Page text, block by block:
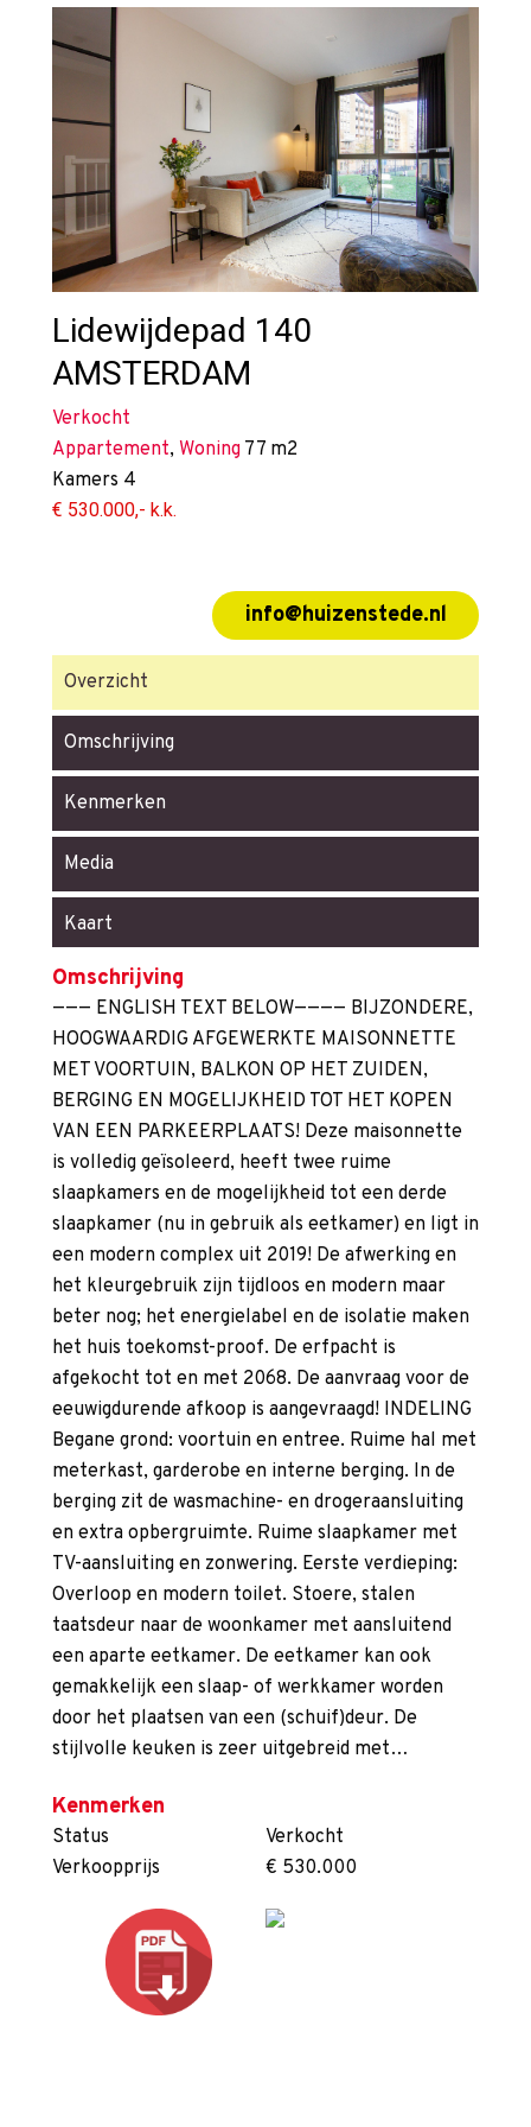
Lidewijdepad 140
AMSTERDAM
Verkocht
Appartement, Woning 77 m2
Kamers 4
€ 530.000,- k.k.
info@huizenstede.nl
Overzicht
Omschrijving
Kenmerken
Media
Kaart
Omschrijving
——— ENGLISH TEXT BELOW———— BIJZONDERE,
HOOGWAARDIG AFGEWERKTE MAISONNETTE
MET VOORTUIN, BALKON OP HET ZUIDEN,
BERGING EN MOGELIJKHEID TOT HET KOPEN
VAN EEN PARKEERPLAATS! Deze maisonnette
is volledig geïsoleerd, heeft twee ruime
slaapkamers en de mogelijkheid tot een derde
slaapkamer (nu in gebruik als eetkamer) en ligt in
een modern complex uit 2019! De afwerking en
het kleurgebruik zijn tijdloos en modern maar
beter nog; het energielabel en de isolatie maken
het huis toekomst-proof. De erfpacht is
afgekocht tot en met 2068. De aanvraag voor de
eeuwigdurende afkoop is aangevraagd! INDELING
Begane grond: voortuin en entree. Ruime hal met
meterkast, garderobe en interne berging. In de
berging zit de wasmachine- en drogeraansluiting
en extra opbergruimte. Ruime slaapkamer met
TV-aansluiting en zonwering. Eerste verdieping:
Overloop en modern toilet. Stoere, stalen
taatsdeur naar de woonkamer met aansluitend
een aparte eetkamer. De eetkamer kan ook
gemakkelijk een slaap- of werkkamer worden
door het plaatsen van een (schuif)deur. De
stijlvolle keuken is zeer uitgebreid met…
Kenmerken
Status
Verkocht
Verkoopprijs
€ 530.000